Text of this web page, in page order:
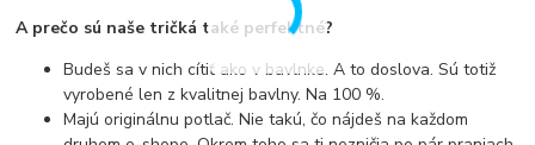
A prečo sú naše tričká také perfektné?
Budeš sa v nich cítiť ako v bavlnke. A to doslova. Sú totiž
vyrobené len z kvalitnej bavlny. Na 100 %.
Majú originálnu potlač. Nie takú, čo nájdeš na každom